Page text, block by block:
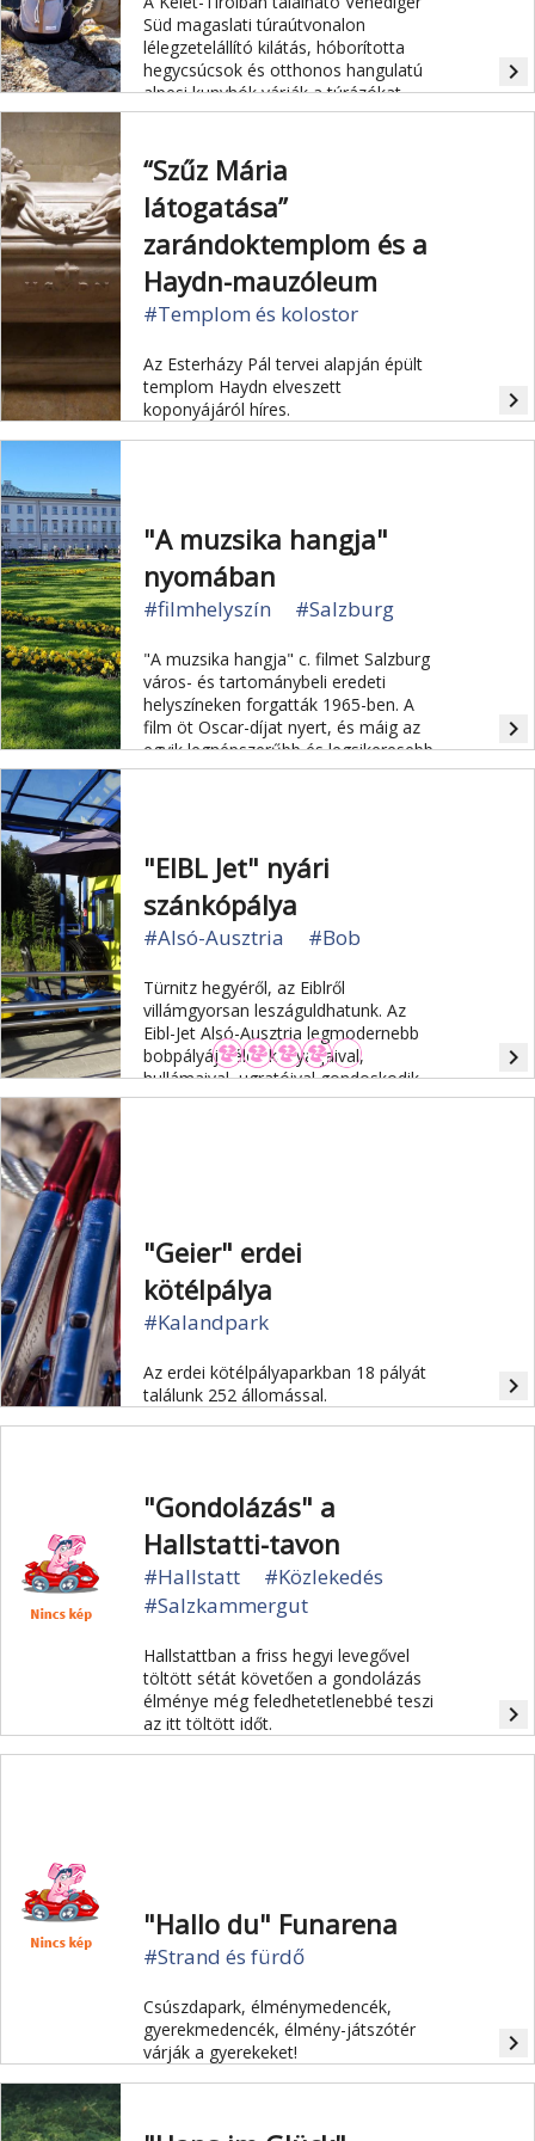
Süd magaslati túraútvonalon
lélegzetelállító kilátás, hóborította
hegycsúcsok és otthonos hangulatú
alpesi kunyhók várják a túrázókat.
navigate_next
“Szűz Mária
látogatása”
zarándoktemplom és a
Haydn-mauzóleum
#Templom és kolostor
Az Esterházy Pál tervei alapján épült
templom Haydn elveszett
koponyájáról híres.
navigate_next
"A muzsika hangja"
nyomában
#filmhelyszín #Salzburg
"A muzsika hangja" c. filmet Salzburg
város- és tartománybeli eredeti
helyszíneken forgatták 1965-ben. A
film öt Oscar-díjat nyert, és máig az
egyik legnépszerűbb és legsikeresebb
filmként tartják számon.
navigate_next
"EIBL Jet" nyári
szánkópálya
#Alsó-Ausztria #Bob
Türnitz hegyéről, az Eiblről
villámgyorsan leszáguldhatunk. Az
Eibl-Jet Alsó-Ausztria legmodernebb
bobpályája éles kanyarjaival,
hullámaival, ugratóival gondoskodik
arról, hogy lélegzetelállító élményben
navigate_next
"Geier" erdei
kötélpálya
#Kalandpark
Az erdei kötélpályaparkban 18 pályát
találunk 252 állomással.
navigate_next
"Gondolázás" a
Hallstatti-tavon
#Hallstatt
#Közlekedés
#Salzkammergut
Hallstattban a friss hegyi levegővel
töltött sétát követően a gondolázás
élménye még feledhetetlenebbé teszi
az itt töltött időt.
navigate_next
"Hallo du" Funarena
#Strand és fürdő
Csúszdapark, élménymedencék,
gyerekmedencék, élmény-játszótér
várják a gyerekeket!
navigate_next